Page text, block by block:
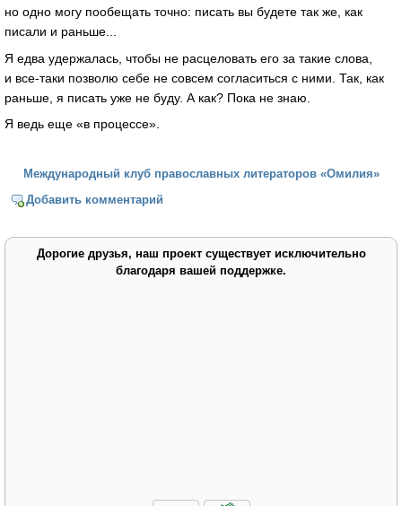
но одно могу пообещать точно: писать вы будете так же, как
писали и раньше...
Я едва удержалась, чтобы не расцеловать его за такие слова,
и все-таки позволю себе не совсем согласиться с ними. Так, как
раньше, я писать уже не буду. А как? Пока не знаю.
Я ведь еще «в процессе».
Международный клуб православных литераторов «Омилия»
Добавить комментарий
Дорогие друзья, наш проект существует исключительно
благодаря вашей поддержке.